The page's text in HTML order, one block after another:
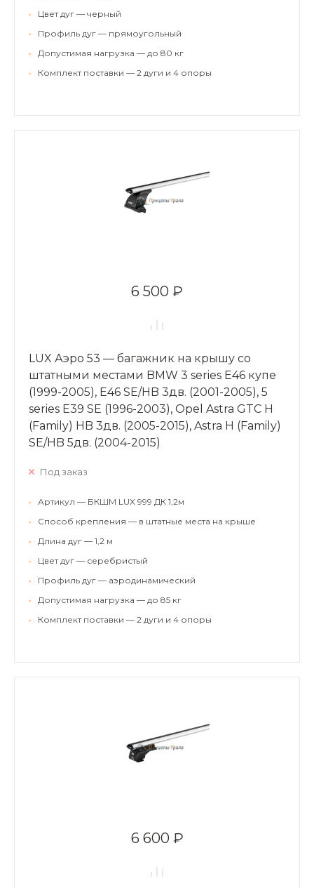
•
Цвет дуг — черный
•
Профиль дуг — прямоугольный
•
Допустимая нагрузка — до 80 кг
•
Комплект поставки — 2 дуги и 4 опоры
6 500 ₽
LUX Аэро 53 — багажник на крышу со
штатными местами BMW 3 series Е46 купе
(1999-2005), Е46 SE/HB 3дв. (2001-2005), 5
series Е39 SE (1996-2003), Opel Astra GTC H
(Family) HB 3дв. (2005-2015), Astra Н (Family)
SE/HB 5дв. (2004-2015)
Под заказ
•
Артикул — БКШМ LUX 999 ДК 1,2м
•
Способ крепления — в штатные места на крыше
•
Длина дуг — 1,2 м
•
Цвет дуг — серебристый
•
Профиль дуг — аэродинамический
•
Допустимая нагрузка — до 85 кг
•
Комплект поставки — 2 дуги и 4 опоры
6 600 ₽